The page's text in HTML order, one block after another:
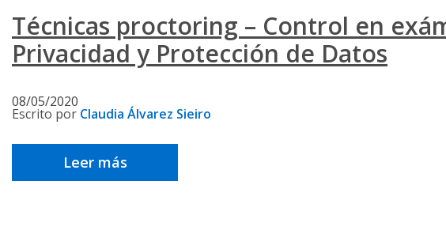
Técnicas proctoring – Control en
Privacidad y Protección de Datos
08/05/2020
Escrito por Claudia Álvarez Sieiro
Leer más